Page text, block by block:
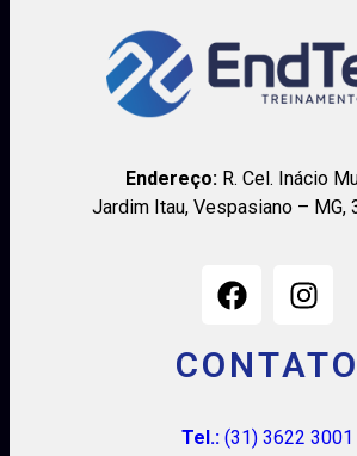
Endereço: R. Cel. Inácio
Jardim Itau, Vespasiano – MG,
CONTATO
Tel.: (31) 3622 3001